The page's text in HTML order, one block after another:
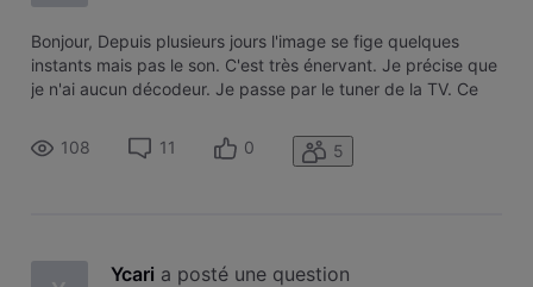
Bonjour, Depuis plusieurs jours l'image se fige quelques
instants mais pas le son. C'est très énervant. Je précise que
je n'ai aucun décodeur. Je passe par le tuner de la TV. Ce
francophones (La Une, Tipik, RTL TVI, RTL CLUB et RTL
PLUG). On peut don
108 11 0 5
Ycari a posté une question